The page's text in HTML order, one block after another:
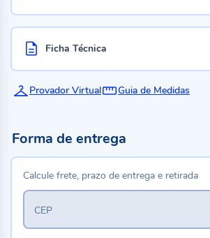
Ficha Técnica
Provador Virtual Guia de Medidas
Forma de entrega
Calcule frete, prazo de entrega e retirada
CEP